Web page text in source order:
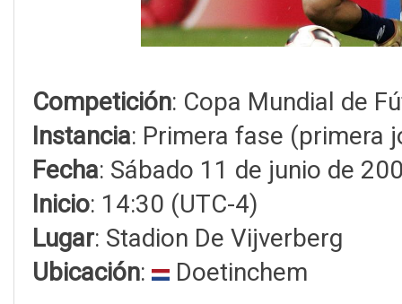
Competición: Copa Mundial de
Instancia: Primera fase (primera
Fecha: Sábado 11 de junio de
Inicio: 14:30 (UTC-4)
Lugar: Stadion De Vijverberg
Ubicación: Doetinchem